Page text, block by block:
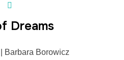
Dreams
Barbara Borowicz